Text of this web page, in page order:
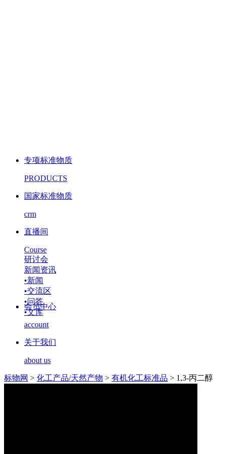
专项标准物质
PRODUCTS
国家标准物质
crm
直播间
Course
研讨会
新闻资讯
•新闻
•交流区
•问答
•文库
会员中心
account
关于我们
about us
标物网 > 化工产品/天然产物 > 有机化工标准品 > 1,3-丙二醇